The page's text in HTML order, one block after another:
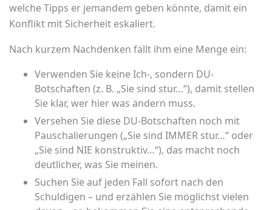
welche Tipps er jemandem geben könnte, damit ein
Konflikt mit Sicherheit eskaliert.
Nach kurzem Nachdenken fällt ihm eine Menge ein:
Verwenden Sie keine Ich-, sondern DU-
Botschaften (z. B. „Sie sind stur…“), damit stellen
Sie klar, wer hier was ändern muss.
Versehen Sie diese DU-Botschaften noch mit
Pauschalierungen („Sie sind IMMER stur…“ oder
„Sie sind NIE konstruktiv…“), das macht noch
deutlicher, was Sie meinen.
Suchen Sie auf jeden Fall sofort nach den
Schuldigen – und erzählen Sie möglichst vielen